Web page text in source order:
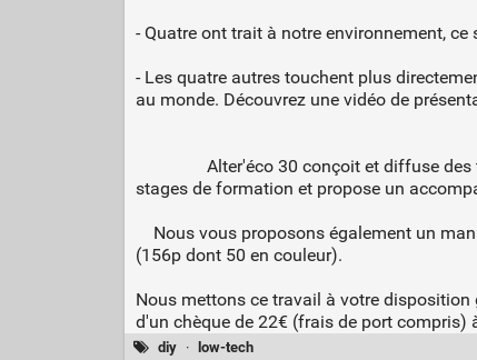
- Quatre ont trait à notre environnement,
- Les quatre autres touchent plus
au monde. Découvrez une vidéo de
Alter'éco 30 conçoit et diffuse des
stages de formation et propose un
Nous vous proposons également un
(156p dont 50 en couleur).
Nous mettons ce travail à votre
d'un chèque de 22€ (frais de port compris)
diy · low-tech